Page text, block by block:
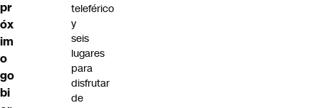
pr
óx
im
o
go
bi
teleférico
y
seis
lugares
para
disfrutar
de